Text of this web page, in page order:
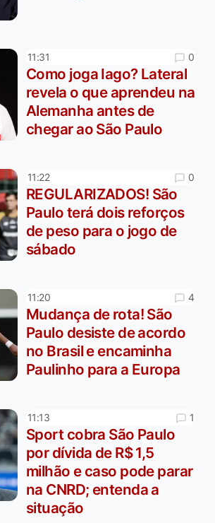
11:31 0
Como joga Iago? Lateral
revela o que aprendeu na
Alemanha antes de
chegar ao São Paulo
11:22 0
REGULARIZADOS! São
Paulo terá dois reforços
de peso para o jogo de
sábado
11:20 4
Mudança de rota! São
Paulo desiste de acordo
no Brasil e encaminha
Paulinho para a Europa
11:13 1
Sport cobra São Paulo
por dívida de R$ 1,5
milhão e caso pode parar
na CNRD; entenda a
situação